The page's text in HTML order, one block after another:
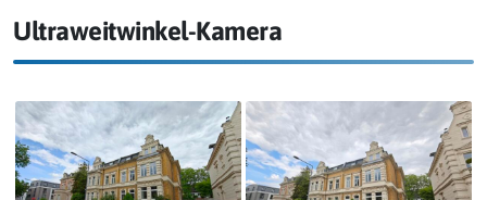
Ultraweitwinkel-Kamera